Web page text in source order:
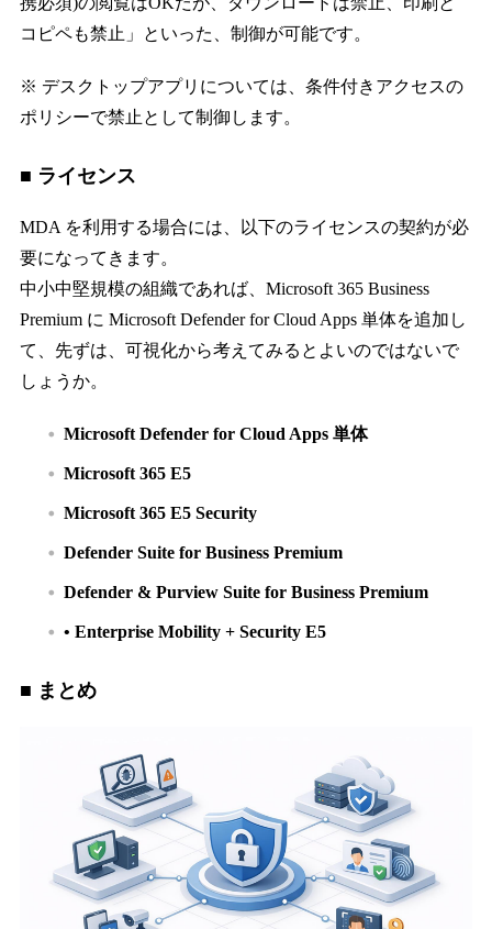
コピペも禁止」といった、制御が可能です。
※ デスクトップアプリについては、条件付きアクセスの
ポリシーで禁止として制御します。
■ ライセンス
MDA を利用する場合には、以下のライセンスの契約が必
要になってきます。
中小中堅規模の組織であれば、Microsoft 365 Business
Premium に Microsoft Defender for Cloud Apps 単体を追加し
て、先ずは、可視化から考えてみるとよいのではないで
しょうか。
Microsoft Defender for Cloud Apps 単体
Microsoft 365 E5
Microsoft 365 E5 Security
Defender Suite for Business Premium
Defender & Purview Suite for Business Premium
• Enterprise Mobility + Security E5
■ まとめ